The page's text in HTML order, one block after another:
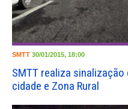
SMTT 30/01/2015, 18:00
SMTT realiza sinalização
cidade e Zona Rural